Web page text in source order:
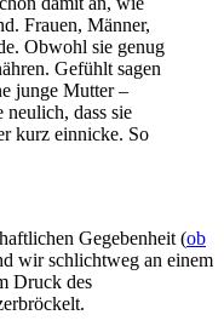
Frauen, Männer,
Obwohl sie genug
Gefühlt sagen
junge Mutter –
dass sie
kurz einnicke. So
Gegebenheit (ob
wir schlichtweg an einem
Druck des